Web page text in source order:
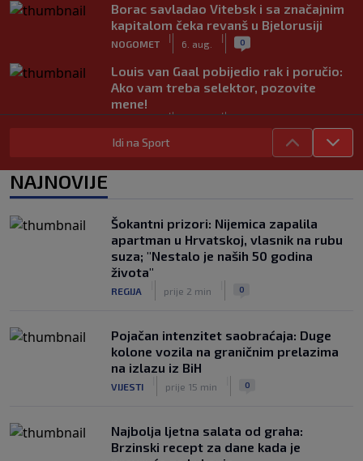
Borac savladao Vitebsk i sa značajnim
kapitalom čeka revanš u Bjelorusiji
NOGOMET
|
6. aug.
| 0
Louis van Gaal pobijedio rak i poručio:
Ako vam treba selektor, pozovite
mene!
| |
Sanjin Alihodžić protiv čečena Adama
Arsenal ostaje praznih ruku: Vinícius
Júnior i Real Madrid postigli dogovor
NOGOMET
|
6. aug.
| 0
Idi na Sport
NAJNOVIJE
Šokantni prizori: Nijemica zapalila
apartman u Hrvatskoj, vlasnik na rubu
suza; "Nestalo je naših 50 godina
života"
REGIJA prije 2 min 0
Pojačan intenzitet saobraćaja: Duge
kolone vozila na graničnim prelazima
na izlazu iz BiH
VIJESTI prije 15 min 0
Najbolja ljetna salata od graha:
Brzinski recept za dane kada je